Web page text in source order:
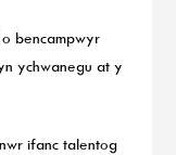
bencampwyr
ychwanegu at y
ifanc talentog